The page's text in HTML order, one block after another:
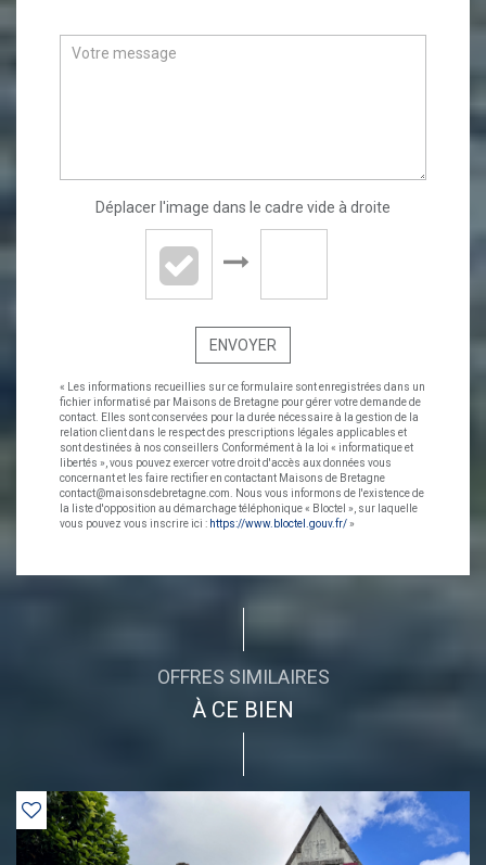
Déplacer l'image dans le cadre vide à droite
ENVOYER
« Les informations recueillies sur ce formulaire sont enregistrées dans un
fichier informatisé par Maisons de Bretagne pour gérer votre demande de
contact. Elles sont conservées pour la durée nécessaire à la gestion de la
relation client dans le respect des prescriptions légales applicables et
sont destinées à nos conseillers Conformément à la loi « informatique et
libertés », vous pouvez exercer votre droit d'accès aux données vous
concernant et les faire rectifier en contactant Maisons de Bretagne
contact@maisonsdebretagne.com. Nous vous informons de l'existence de
la liste d'opposition au démarchage téléphonique « Bloctel », sur laquelle
vous pouvez vous inscrire ici : https://www.bloctel.gouv.fr/»
OFFRES SIMILAIRES
À CE BIEN